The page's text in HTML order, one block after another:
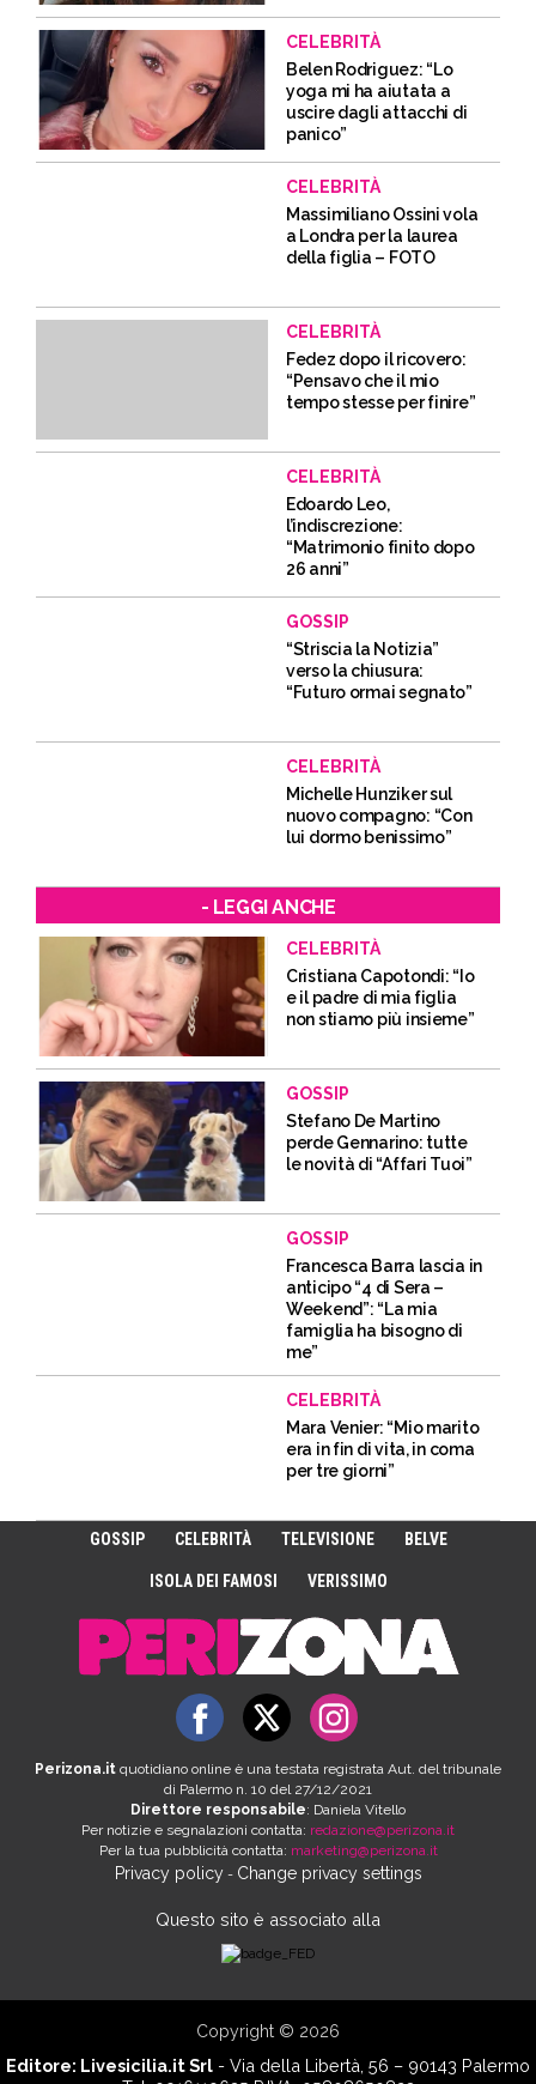
CELEBRITÀ
Belen Rodriguez: “Lo
yoga mi ha aiutata a
uscire dagli attacchi di
panico”
CELEBRITÀ
Massimiliano Ossini vola
a Londra per la laurea
della figlia – FOTO
CELEBRITÀ
Fedez dopo il ricovero:
“Pensavo che il mio
tempo stesse per finire”
CELEBRITÀ
Edoardo Leo,
l’indiscrezione:
“Matrimonio finito dopo
26 anni”
GOSSIP
“Striscia la Notizia”
verso la chiusura:
“Futuro ormai segnato”
CELEBRITÀ
Michelle Hunziker sul
nuovo compagno: “Con
lui dormo benissimo”
- LEGGI ANCHE
CELEBRITÀ
Cristiana Capotondi: “Io
e il padre di mia figlia
non stiamo più insieme”
GOSSIP
Stefano De Martino
perde Gennarino: tutte
le novità di “Affari Tuoi”
GOSSIP
Francesca Barra lascia in
anticipo “4 di Sera –
Weekend”: “La mia
famiglia ha bisogno di
me”
CELEBRITÀ
Mara Venier: “Mio marito
era in fin di vita, in coma
per tre giorni”
GOSSIP CELEBRITÀ TELEVISIONE BELVE
ISOLA DEI FAMOSI VERISSIMO
Perizona.it quotidiano online è una testata registrata Aut. del tribunale
di Palermo n. 10 del 27/12/2021
Direttore responsabile: Daniela Vitello
Per notizie e segnalazioni contatta: redazione@perizona.it
Per la tua pubblicità contatta: marketing@perizona.it
Privacy policy- Change privacy settings
Questo sito è associato alla
Copyright © 2026
Editore: Livesicilia.it Srl - Via della Libertà, 56 – 90143 Palermo